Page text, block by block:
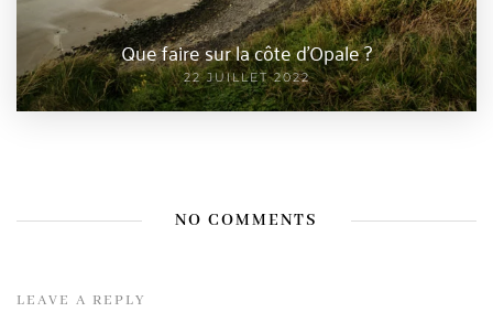
Que faire sur la côte d’Opale ?
22 JUILLET 2022
NO COMMENTS
LEAVE A REPLY